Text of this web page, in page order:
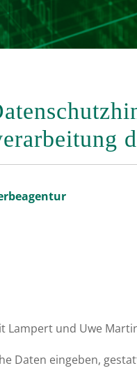
Lampert und Uwe
Daten eingeben,